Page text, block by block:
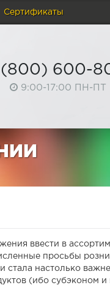
Сертификаты
600-
9:00-17:00 ПН-ПТ
ввести в
просьбы
стала настолько
(ибо субэконом и